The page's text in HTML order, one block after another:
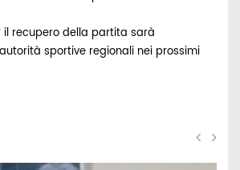
il recupero della partita sarà
sportive regionali nei prossimi